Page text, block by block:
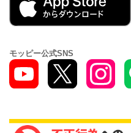
モッピー公式SNS